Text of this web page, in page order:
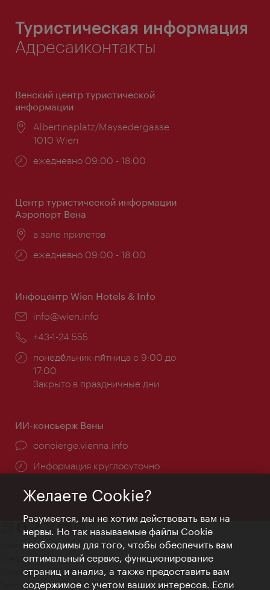
Туристическая информация
Адресаиконтакты
Венский центр туристической
информации
Расположение:
Albertinaplatz/Maysedergasse
1010 Wien
Часы
ежедневно 09:00 - 18:00
Центр туристической информации
Аэропорт Вена
Расположение:
в зале прилетов
Часы
ежедневно 09:00 - 18:00
Инфоцентр Wien Hotels & Info
Эл.
info@wien.info
Телефон:
+43-1-24 555
Часы
работы:
понеде́льник-пя́тница с 9:00 до
17:00
Закрыто в праздничные дни
ИИ-консьерж Вены
concierge.vienna.info
Информация круглосуточно
Контакт
Credits
Положение о конфиденциальности
Terms of Use
Желаете Cookie?
Разумеется, мы не хотим действовать вам на
нервы. Но так называемые файлы Cookie
необходимы для того, чтобы обеспечить вам
оптимальный сервис, функционирование
страниц и анализ, а также предоставить вам
содержимое с учетом ваших интересов. Если